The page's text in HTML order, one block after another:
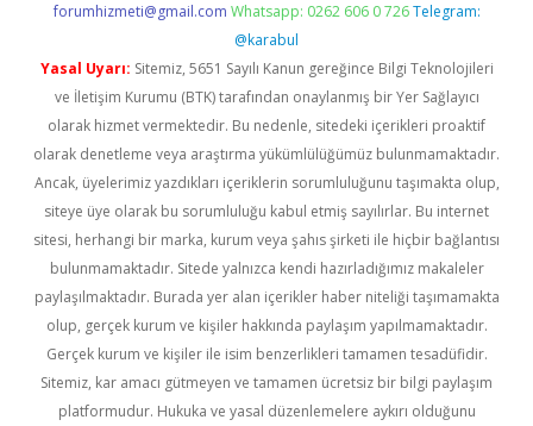
forumhizmeti@gmail.com Whatsapp: 0262 606 0 726 Telegram:
@karabul
Yasal Uyarı: Sitemiz, 5651 Sayılı Kanun gereğince Bilgi Teknolojileri
ve İletişim Kurumu (BTK) tarafından onaylanmış bir Yer Sağlayıcı
olarak hizmet vermektedir. Bu nedenle, sitedeki içerikleri proaktif
olarak denetleme veya araştırma yükümlülüğümüz bulunmamaktadır.
Ancak, üyelerimiz yazdıkları içeriklerin sorumluluğunu taşımakta olup,
siteye üye olarak bu sorumluluğu kabul etmiş sayılırlar. Bu internet
sitesi, herhangi bir marka, kurum veya şahıs şirketi ile hiçbir bağlantısı
bulunmamaktadır. Sitede yalnızca kendi hazırladığımız makaleler
paylaşılmaktadır. Burada yer alan içerikler haber niteliği taşımamakta
olup, gerçek kurum ve kişiler hakkında paylaşım yapılmamaktadır.
Gerçek kurum ve kişiler ile isim benzerlikleri tamamen tesadüfidir.
Sitemiz, kar amacı gütmeyen ve tamamen ücretsiz bir bilgi paylaşım
platformudur. Hukuka ve yasal düzenlemelere aykırı olduğunu